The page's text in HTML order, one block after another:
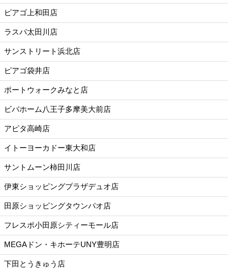
ピアゴ上和田店
ラスパ太田川店
サンストリート浜北店
ピアゴ袋井店
ポートウォークみなと店
ビバホーム八王子多摩美大前店
アピタ高崎店
イトーヨーカドー東大和店
サントムーン柿田川店
伊東ショッピングプラザデュオ店
田原ショッピングタウンパオ店
フレスポ小田原シティーモール店
MEGAドン・キホーテUNY豊明店
下田とうきゅう店